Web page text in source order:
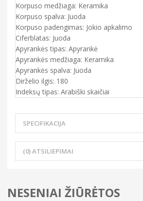
Korpuso medžiaga: Keramika
Korpuso spalva: Juoda
Korpuso padengimas: Jokio apkalimo
Ciferblatas: Juoda
Apyrankės tipas: Apyrankė
Apyrankės medžiaga: Keramika
Apyrankės spalva: Juoda
Dirželio ilgis: 180
Indeksų tipas: Arabiški skaičiai
SPECIFIKACIJA
(0) ATSILIEPIMAI
NESENIAI ŽIŪRĖTOS